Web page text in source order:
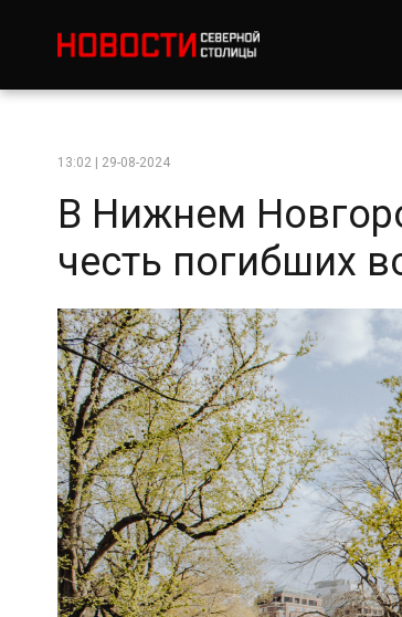
13:02 | 29-08-2024
В Нижнем
честь погибших